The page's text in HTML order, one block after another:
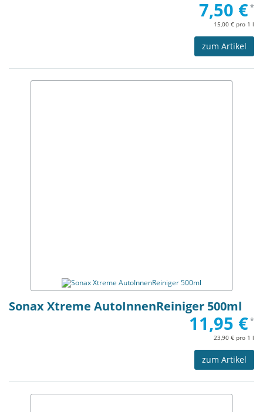
7,50 €*
15,00 € pro 1 l
zum Artikel
Sonax Xtreme AutoInnenReiniger 500ml
11,95 €*
23,90 € pro 1 l
zum Artikel